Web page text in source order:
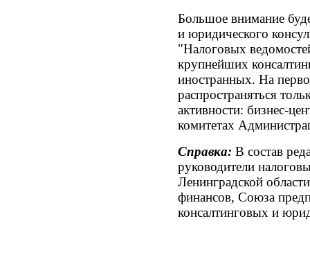
Большое внимание
и юридического
"Налоговых
крупнейших
иностранных. На
распространяться
активности: бизнес-
комитетах
Справка: В состав
руководители
Ленинградской
финансов, Союза
консалтинговых и